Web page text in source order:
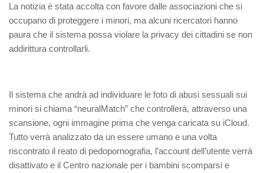
La notizia è stata accolta con favore dalle associazioni che si
occupano di proteggere i minori, ma alcuni ricercatori hanno
paura che il sistema possa violare la privacy dei cittadini se non
addirittura controllarli.
Il sistema che andrà ad individuare le foto di abusi sessuali sui
minori si chiama “neuralMatch” che controllerà, attraverso una
scansione, ogni immagine prima che venga caricata su iCloud.
Tutto verrà analizzato da un essere umano e una volta
riscontrato il reato di pedopornografia, l’account dell’utente verrà
disattivato e il Centro nazionale per i bambini scomparsi e